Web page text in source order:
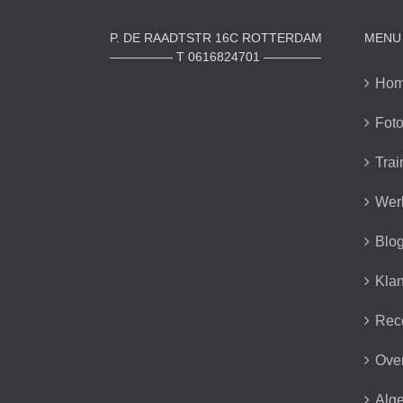
P. DE RAADTSTR 16C ROTTERDAM
————— T 0616824701 ————–
MENU
Blog